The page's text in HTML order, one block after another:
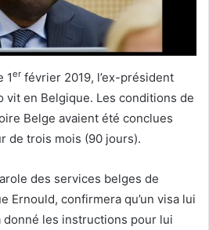
1er février 2019, l’ex-président
vit en Belgique. Les conditions de
Belge avaient été conclues
de trois mois (90 jours).
des services belges de
Ernould, confirmera qu’un visa lui
donné les instructions pour lui